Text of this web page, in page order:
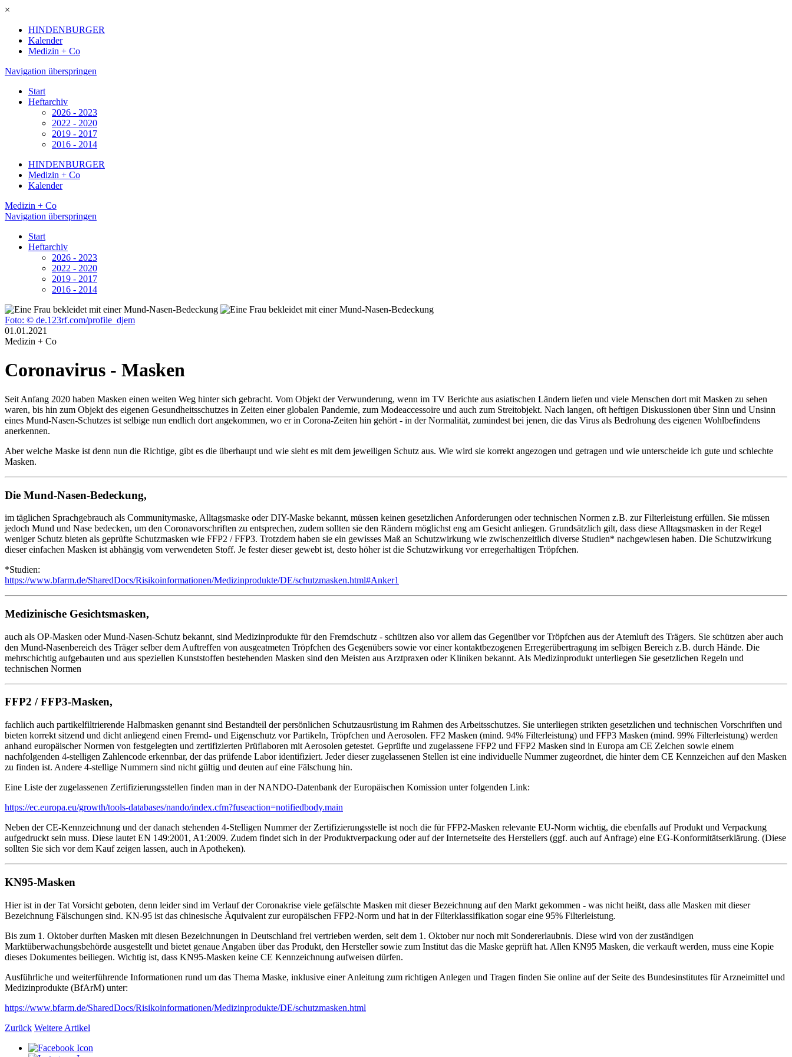
×
HINDENBURGER
Kalender
Medizin + Co
Navigation überspringen
Start
Heftarchiv
2026 - 2023
2022 - 2020
2019 - 2017
2016 - 2014
HINDENBURGER
Medizin + Co
Kalender
Medizin + Co
Navigation überspringen
Start
Heftarchiv
2026 - 2023
2022 - 2020
2019 - 2017
2016 - 2014
Foto: © de.123rf.com/profile_djem
01.01.2021
Medizin + Co
Coronavirus - Masken
Seit Anfang 2020 haben Masken einen weiten Weg hinter sich gebracht. Vom Objekt der Verwunderung, wenn im TV Berichte aus asiatischen Ländern liefen und viele Menschen dort mit Masken zu sehen
waren, bis hin zum Objekt des eigenen Gesundheitsschutzes in Zeiten einer globalen Pandemie, zum Modeaccessoire und auch zum Streitobjekt. Nach langen, oft heftigen Diskussionen über Sinn und Unsinn
eines Mund-Nasen-Schutzes ist selbige nun endlich dort angekommen, wo er in Corona-Zeiten hin gehört - in der Normalität, zumindest bei jenen, die das Virus als Bedrohung des eigenen Wohlbefindens
anerkennen.
Aber welche Maske ist denn nun die Richtige, gibt es die überhaupt und wie sieht es mit dem jeweiligen Schutz aus. Wie wird sie korrekt angezogen und getragen und wie unterscheide ich gute und schlechte
Masken.
Die Mund-Nasen-Bedeckung,
im täglichen Sprachgebrauch als Communitymaske, Alltagsmaske oder DIY-Maske bekannt, müssen keinen gesetzlichen Anforderungen oder technischen Normen z.B. zur Filterleistung erfüllen. Sie müssen
jedoch Mund und Nase bedecken, um den Coronavorschriften zu entsprechen, zudem sollten sie den Rändern möglichst eng am Gesicht anliegen. Grundsätzlich gilt, dass diese Alltagsmasken in der Regel
weniger Schutz bieten als geprüfte Schutzmasken wie FFP2 / FFP3. Trotzdem haben sie ein gewisses Maß an Schutzwirkung wie zwischenzeitlich diverse Studien* nachgewiesen haben. Die Schutzwirkung
dieser einfachen Masken ist abhängig vom verwendeten Stoff. Je fester dieser gewebt ist, desto höher ist die Schutzwirkung vor erregerhaltigen Tröpfchen.
*Studien:
https://www.bfarm.de/SharedDocs/Risikoinformationen/Medizinprodukte/DE/schutzmasken.html#Anker1
Medizinische Gesichtsmasken,
auch als OP-Masken oder Mund-Nasen-Schutz bekannt, sind Medizinprodukte für den Fremdschutz - schützen also vor allem das Gegenüber vor Tröpfchen aus der Atemluft des Trägers. Sie schützen aber auch
den Mund-Nasenbereich des Träger selber dem Auftreffen von ausgeatmeten Tröpfchen des Gegenübers sowie vor einer kontaktbezogenen Erregerübertragung im selbigen Bereich z.B. durch Hände. Die
mehrschichtig aufgebauten und aus speziellen Kunststoffen bestehenden Masken sind den Meisten aus Arztpraxen oder Kliniken bekannt. Als Medizinprodukt unterliegen Sie gesetzlichen Regeln und
technischen Normen
FFP2 / FFP3-Masken,
fachlich auch partikelfiltrierende Halbmasken genannt sind Bestandteil der persönlichen Schutzausrüstung im Rahmen des Arbeitsschutzes. Sie unterliegen strikten gesetzlichen und technischen Vorschriften und
bieten korrekt sitzend und dicht anliegend einen Fremd- und Eigenschutz vor Partikeln, Tröpfchen und Aerosolen. FF2 Masken (mind. 94% Filterleistung) und FFP3 Masken (mind. 99% Filterleistung) werden
anhand europäischer Normen von festgelegten und zertifizierten Prüflaboren mit Aerosolen getestet. Geprüfte und zugelassene FFP2 und FFP2 Masken sind in Europa am CE Zeichen sowie einem
nachfolgenden 4-stelligen Zahlencode erkennbar, der das prüfende Labor identifiziert. Jeder dieser zugelassenen Stellen ist eine individuelle Nummer zugeordnet, die hinter dem CE Kennzeichen auf den Masken
zu finden ist. Andere 4-stellige Nummern sind nicht gültig und deuten auf eine Fälschung hin.
Eine Liste der zugelassenen Zertifizierungsstellen finden man in der NANDO-Datenbank der Europäischen Komission unter folgenden Link:
https://ec.europa.eu/growth/tools-databases/nando/index.cfm?fuseaction=notifiedbody.main
Neben der CE-Kennzeichnung und der danach stehenden 4-Stelligen Nummer der Zertifizierungsstelle ist noch die für FFP2-Masken relevante EU-Norm wichtig, die ebenfalls auf Produkt und Verpackung
aufgedruckt sein muss. Diese lautet EN 149:2001, A1:2009. Zudem findet sich in der Produktverpackung oder auf der Internetseite des Herstellers (ggf. auch auf Anfrage) eine EG-Konformitätserklärung. (Diese
sollten Sie sich vor dem Kauf zeigen lassen, auch in Apotheken).
KN95-Masken
Hier ist in der Tat Vorsicht geboten, denn leider sind im Verlauf der Coronakrise viele gefälschte Masken mit dieser Bezeichnung auf den Markt gekommen - was nicht heißt, dass alle Masken mit dieser
Bezeichnung Fälschungen sind. KN-95 ist das chinesische Äquivalent zur europäischen FFP2-Norm und hat in der Filterklassifikation sogar eine 95% Filterleistung.
Bis zum 1. Oktober durften Masken mit diesen Bezeichnungen in Deutschland frei vertrieben werden, seit dem 1. Oktober nur noch mit Sondererlaubnis. Diese wird von der zuständigen
Marktüberwachungsbehörde ausgestellt und bietet genaue Angaben über das Produkt, den Hersteller sowie zum Institut das die Maske geprüft hat. Allen KN95 Masken, die verkauft werden, muss eine Kopie
dieses Dokumentes beiliegen. Wichtig ist, dass KN95-Masken keine CE Kennzeichnung aufweisen dürfen.
Ausführliche und weiterführende Informationen rund um das Thema Maske, inklusive einer Anleitung zum richtigen Anlegen und Tragen finden Sie online auf der Seite des Bundesinstitutes für Arzneimittel und
Medizinprodukte (BfArM) unter:
https://www.bfarm.de/SharedDocs/Risikoinformationen/Medizinprodukte/DE/schutzmasken.html
Zurück Weitere Artikel